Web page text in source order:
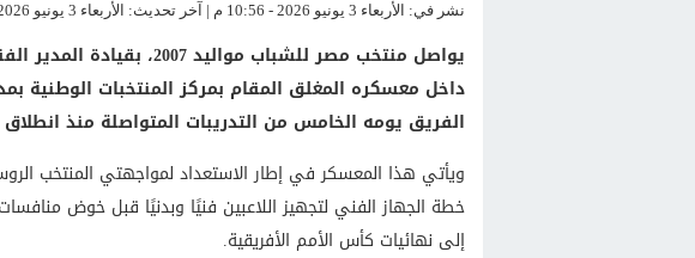
نشر في: الأربعاء 3 يونيو 2026 - 10:56 م | آخر تحديث: الأربعاء 3 يونيو 2026 - 11:01 م
يواصل منتخب مصر للشباب
داخل معسكره المغلق المقام بمركز المنتخبات الوطنية
الفريق يومه الخامس من التدريبات المتواصلة منذ انطلاق المعسكر
خطة الجهاز الفني لتجهيز اللاعبين فنيًا وبدنيًا قبل خوض
إلى نهائيات كأس الأمم الأفريقية.